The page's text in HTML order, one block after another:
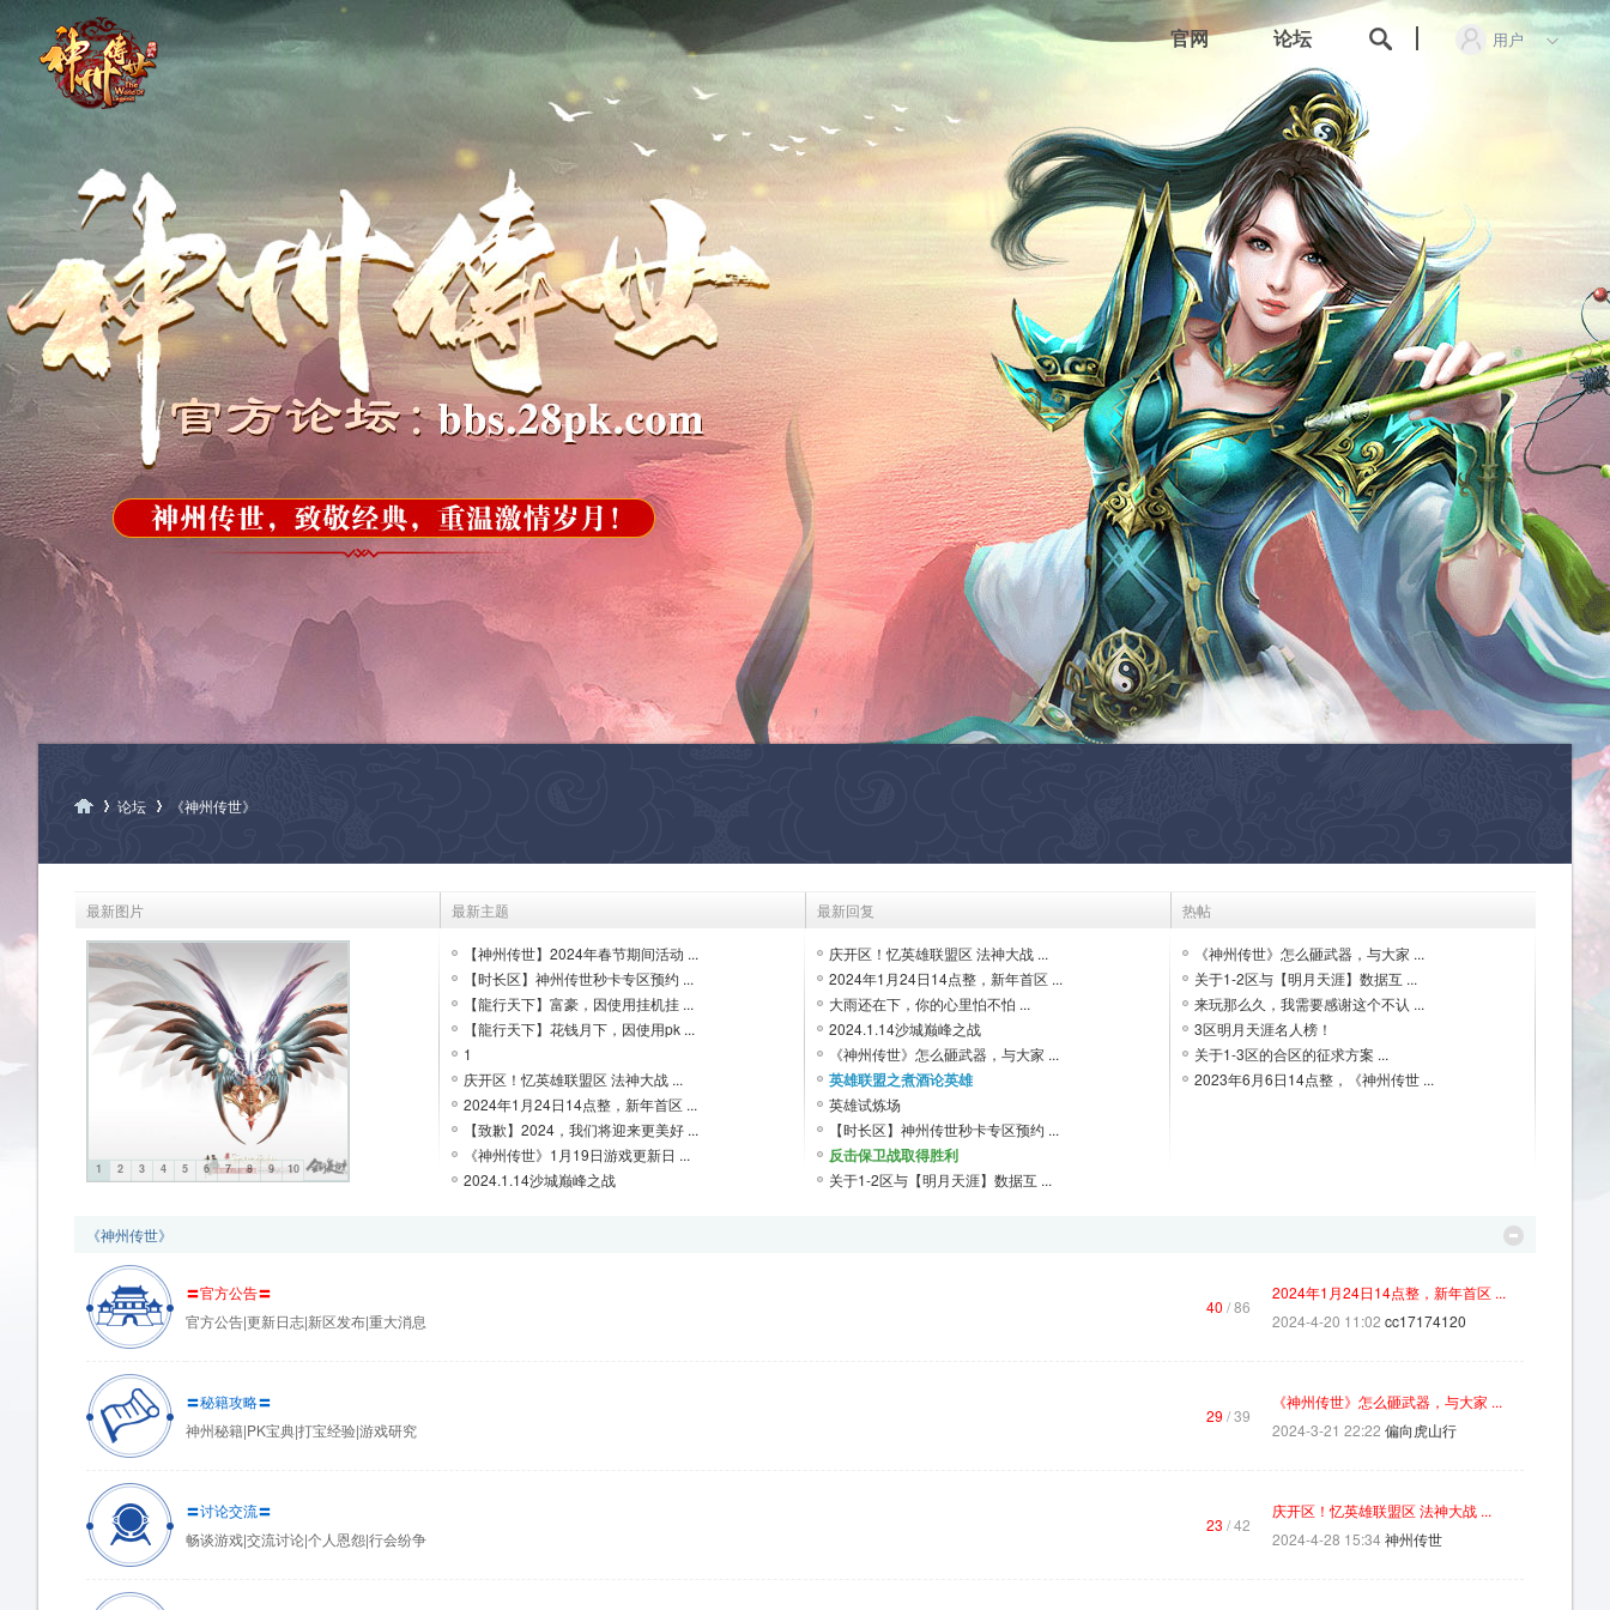
用户
官网 论坛
神 »
论坛 《神州传世》
最新图片
1 2 3 4 5 6 7 8 9 10
最新主题
【神州传世】2024年春节期间活动 ...
【时长区】神州传世秒卡专区预约 ...
【龍行天下】富豪，因使用挂机挂 ...
【龍行天下】花钱月下，因使用pk ...
1
庆开区！忆英雄联盟区 法神大战 ...
2024年1月24日14点整，新年首区 ...
【致歉】2024，我们将迎来更美好 ...
《神州传世》1月19日游戏更新日 ...
2024.1.14沙城巅峰之战
最新回复
庆开区！忆英雄联盟区 法神大战 ...
2024年1月24日14点整，新年首区 ...
大雨还在下，你的心里怕不怕 ...
2024.1.14沙城巅峰之战
《神州传世》怎么砸武器，与大家 ...
英雄联盟之煮酒论英雄
英雄试炼场
【时长区】神州传世秒卡专区预约 ...
反击保卫战取得胜利
关于1-2区与【明月天涯】数据互 ...
热帖
《神州传世》怎么砸武器，与大家 ...
关于1-2区与【明月天涯】数据互 ...
来玩那么久，我需要感谢这个不认 ...
3区明月天涯名人榜！
关于1-3区的合区的征求方案 ...
2023年6月6日14点整，《神州传世 ...
《神州传世》
〓官方公告〓
官方公告|更新日志|新区发布|重大消息
40 / 86
2024年1月24日14点整，新年首区 ...
2024-4-20 11:02 cc17174120
〓秘籍攻略〓
神州秘籍|PK宝典|打宝经验|游戏研究
29 / 39
《神州传世》怎么砸武器，与大家 ...
2024-3-21 22:22 偏向虎山行
〓讨论交流〓
畅谈游戏|交流讨论|个人恩怨|行会纷争
23 / 42
庆开区！忆英雄联盟区 法神大战 ...
2024-4-28 15:34神州传世